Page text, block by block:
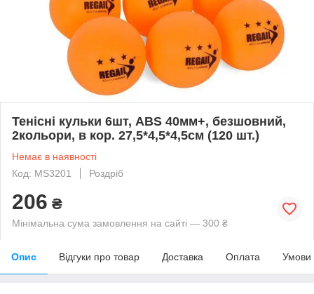
Тенісні кульки 6шт, ABS 40мм+, безшовний,
2кольори, в кор. 27,5*4,5*4,5см (120 шт.)
Немає в наявності
Код: MS3201
Роздріб
206 ₴
Мінімальна сума замовлення на сайті — 300 ₴
Опис Відгуки про товар Доставка Оплата Умови